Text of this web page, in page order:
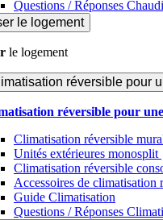
Questions / Réponses
le logement
le logement
réversible pour
réversible pour une
Climatisation réversible
Unités extérieures monosplit
Climatisation réversible
Accessoires de climatisation
Guide Climatisation
Questions / Réponses